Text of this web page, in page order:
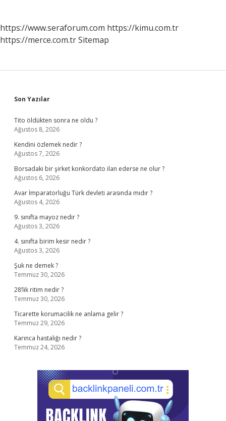
https://www.seraforum.com https://kimu.com.tr
https://merce.com.trSitemap
Sidebar
Son Yazılar
Tito öldükten sonra ne oldu ?
Ağustos 8, 2026
Kendini özlemek nedir ?
Ağustos 7, 2026
Borsadaki bir şirket konkordato ilan ederse ne olur ?
Ağustos 6, 2026
Avar İmparatorluğu Türk devleti arasında mıdır ?
Ağustos 4, 2026
9. sınıfta mayoz nedir ?
Ağustos 3, 2026
4. sınıfta birim kesir nedir ?
Ağustos 3, 2026
Şuk ne demek ?
Temmuz 30, 2026
28’lik ritim nedir ?
Temmuz 30, 2026
Ticarette korumacilik ne anlama gelir ?
Temmuz 29, 2026
Karınca hastalığı nedir ?
Temmuz 24, 2026